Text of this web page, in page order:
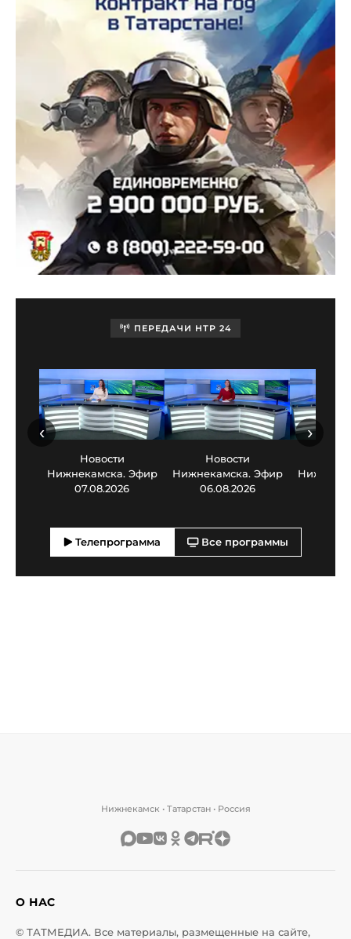
ПЕРЕДАЧИ НТР 24
Новости
Нижнекамска. Эфир
07.08.2026
Новости
Нижнекамска. Эфир
06.08.2026
‹ ›
Телепрограмма Все программы
Нижнекамск • Татарстан • Россия
О НАС
© ТАТМЕДИА. Все материалы, размещенные на сайте,